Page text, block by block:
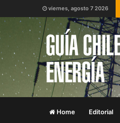
viernes, agosto 7 2026
Home Editorial